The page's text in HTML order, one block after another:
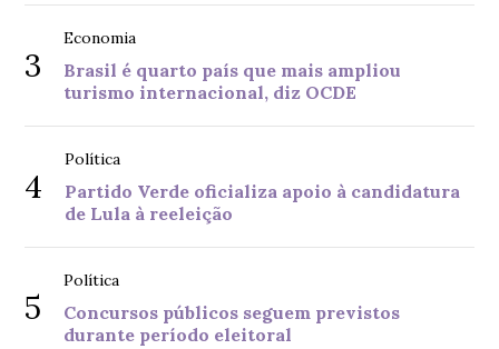
3
Economia
Brasil é quarto país que mais ampliou
turismo internacional, diz OCDE
4
Política
Partido Verde oficializa apoio à candidatura
de Lula à reeleição
5
Política
Concursos públicos seguem previstos
durante período eleitoral